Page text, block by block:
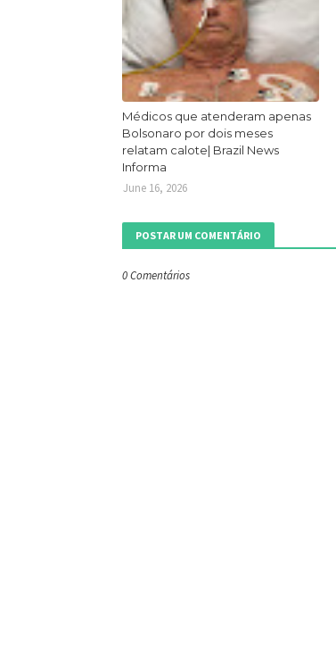
Médicos que atenderam apenas
Bolsonaro por dois meses
relatam calote| Brazil News
Informa
June 16, 2026
POSTAR UM COMENTÁRIO
0 Comentários